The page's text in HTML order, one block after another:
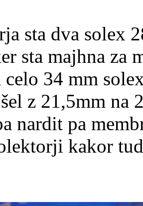
sta dva solex
sta majhna za
34 mm
z 21,5mm na
nardit pa
kakor